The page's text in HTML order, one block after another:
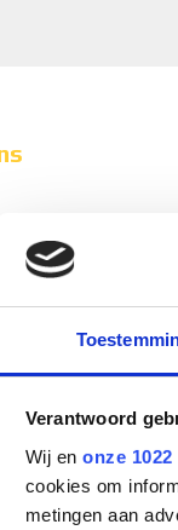
Verantwoord
Wij en onze
cookies om
metingen aan